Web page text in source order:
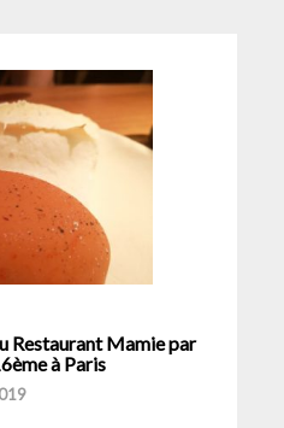
Restaurant Mamie par
à Paris